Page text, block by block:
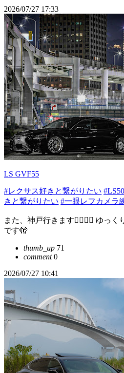
2026/07/27 17:33
LS GVF55
#レクサス好きと繋がりたい
きと繋がりたい #一眼レフカメラ
また、神戸行きます🙋‍♂️❤️‍🔥 ゆっ
です🫣
thumb_up 71
comment0
2026/07/27 10:41